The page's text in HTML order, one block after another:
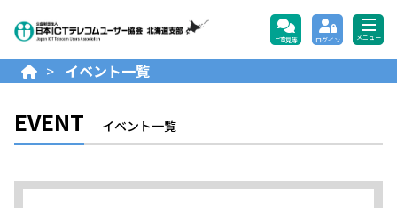
公益財団法人日本ICTテレ
ご意見等 ログイン メニュー
> イベント一覧
EVENT イベント一覧